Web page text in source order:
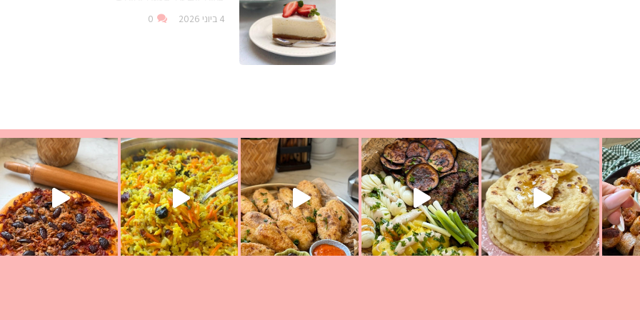
4 ביוני 2026 0
מעול
לאכול משהו אז מה בשבילכם? בפ
פסטל טוניסאי לתשעת הימים, חשבתי מה לחדש לכם ונראה
אורז יצירתי לתשעת הימים ולכבוד שבת קודשלמתכון
פיצה של תשעת הימים ולמה היא נקראת ככה? ההסבר בסרטו